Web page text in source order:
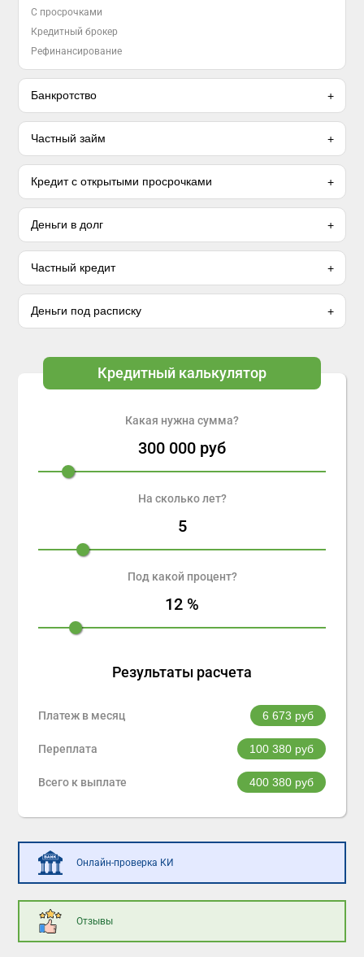
С просрочками
Кредитный брокер
Рефинансирование
Банкротство
Частный займ
Кредит с открытыми просрочками
Деньги в долг
Частный кредит
Деньги под расписку
Кредитный калькулятор
Какая нужна сумма?
300 000 руб
На сколько лет?
5
Под какой процент?
12 %
Результаты расчета
Платеж в месяц 6 673 руб
Переплата 100 380руб
Всего к выплате 400 380руб
Онлайн-проверка КИ
Отзывы